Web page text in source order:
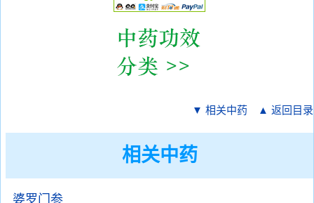
▼ 相关中药 ▲ 返回目录
相关中药
婆罗门参